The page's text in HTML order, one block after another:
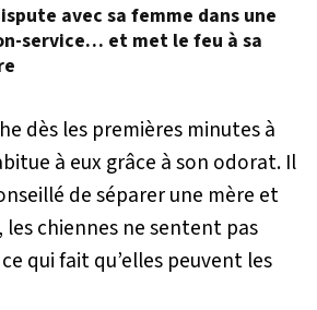
avec sa femme dans une
service… et met le feu à sa
dès les premières minutes à
à eux grâce à son odorat. Il
de séparer une mère et
chiennes ne sentent pas
qui fait qu’elles peuvent les